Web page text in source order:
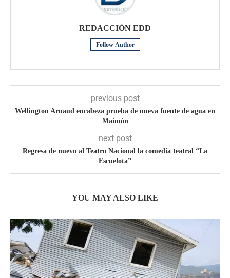
REDACCIÒN EDD
Follow Author
previous post
Wellington Arnaud encabeza prueba de nueva fuente de agua en
Maimón
next post
Regresa de nuevo al Teatro Nacional la comedia teatral “La
Escuelota”
YOU MAY ALSO LIKE